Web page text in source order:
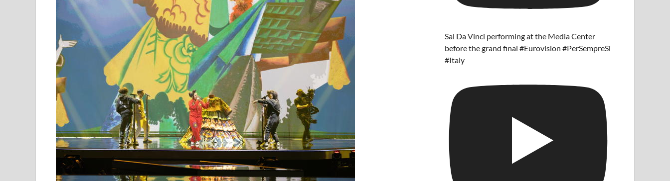
Sal Da Vinci performing at the Media Center
before the grand final #Eurovision #PerSempreSi
#Italy